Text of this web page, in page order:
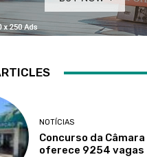
NOTÍCIAS
Concurso da Câmara
oferece 9254 vagas